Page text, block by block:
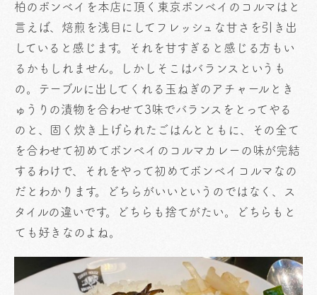
柏のボンベイを本店に頂く東京ボンベイのコルマはと
言えば、焙煎を浅目にしてフレッシュな甘さを引き出
していると感じます。それを甘すぎると感じる方もい
るかもしれません。しかしそこはバランスというも
の。テーブルに出してくれる玉ねぎのアチャールとき
ゅうりの漬物を合わせて3味でバランスをとってやる
のと、固く炊き上げられたごはんとともに、その全て
を合わせて初めてボンベイのコルマカレーの味が完結
するわけで、それをやって初めてボンベイコルマなの
だとわかります。どちらがいいというのではなく、ス
タイルの違いです。どちらも捨てがたい。どちらもと
ても好きなのよね。